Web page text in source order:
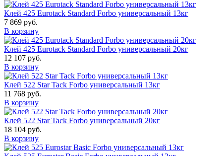
Клей 425 Eurotack Standard Forbo универсальный 13кг
7 869 руб.
В корзину
Клей 425 Eurotack Standard Forbo универсальный 20кг
12 107 руб.
В корзину
Клей 522 Star Tack Forbo универсальный 13кг
11 768 руб.
В корзину
Клей 522 Star Tack Forbo универсальный 20кг
18 104 руб.
В корзину